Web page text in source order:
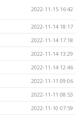
2022-11-15 16:42
2022-11-14 18:17
2022-11-14 17:18
2022-11-14 13:29
2022-11-14 12:46
2022-11-11 09:06
2022-11-11 08:53
2022-11-10 07:59